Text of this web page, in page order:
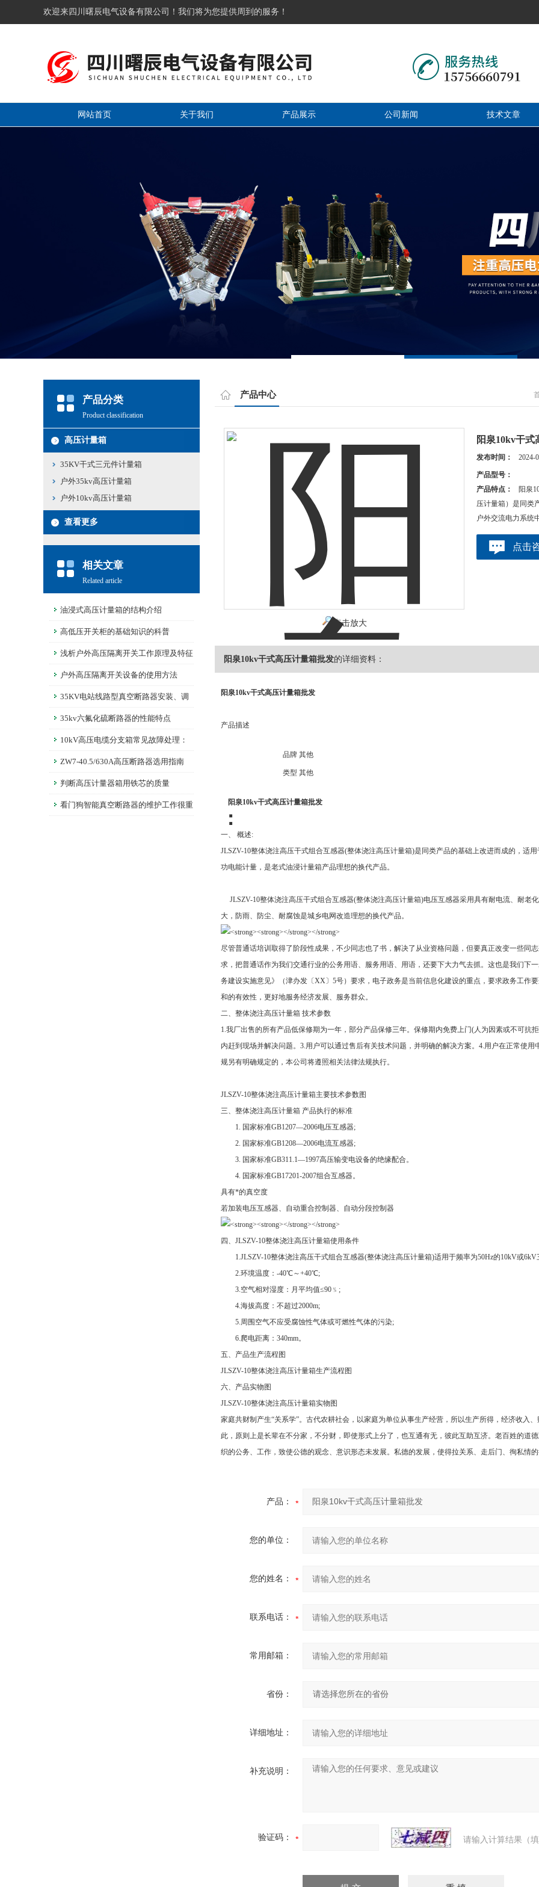
欢迎来四川曙辰电气设备有限公司！我们将为您提供周到的服务！
网站首页 关于我们 产品展示 公司新闻 技术文章
产品分类
Product classification
高压计量箱
35KV干式三元件计量箱
户外35kv高压计量箱
户外10kv高压计量箱
查看更多
相关文章
Related article
油浸式高压计量箱的结构介绍
高低压开关柜的基础知识的科普
浅析户外高压隔离开关工作原理及特征
户外高压隔离开关设备的使用方法
35KV电站线路型真空断路器安装、调
试 35kv六氟化硫断路器的性能特点
10kV高压电缆分支箱常见故障处理：
温升异常、绝缘老化的解决技巧
ZW7-40.5/630A高压断路器选用指南
判断高压计量器箱用铁芯的质量
看门狗智能真空断路器的维护工作很重
产品中心
点击放大
阳泉10kv干式
发布时间： 2024-
产品型号：
产品特点：
阳泉
压计量箱）是同类
户外交流电力系统
点击
阳泉10kv干式高压计量箱批发的详细资料：
阳泉10kv干式高压计量箱批发
产品描述
品牌 其他
类型 其他
阳泉10kv干式高压计量箱批发
：
一、 概述:
JLSZV-10整体浇注高压干式组合互感器(整体浇注高压计量箱)是同类产品的基础上改进而成的，适
功电能计量，是老式油浸计量箱产品理想的换代产品。
JLSZV-10整体浇注高压干式组合互感器(整体浇注高压计量箱)电压互感器采用具有耐电流、耐老
大，防雨、防尘、耐腐蚀是城乡电网改造理想的换代产品。
尽管普通话培训取得了阶段性成果，不少同志也了书，解决了从业资格问题，但要真正改变一些同
求，把普通话作为我们交通行业的公务用语、服务用语、用语，还要下大力气去抓。这也是我们下
务建设实施意见》（津办发〔XX〕5号）要求，电子政务是当前信息化建设的重点，要求政务工作
和的有效性，更好地服务经济发展、服务群众。
二、整体浇注高压计量箱 技术参数
1.我厂出售的所有产品低保修期为一年，部分产品保修三年。保修期内免费上门(人为因素或不可抗
内赶到现场并解决问题。3.用户可以通过售后有关技术问题，并明确的解决方案。4.用户在正常使
规另有明确规定的，本公司将遵照相关法律法规执行。
JLSZV-10整体浇注高压计量箱主要技术参数图
三、整体浇注高压计量箱 产品执行的标准
1. 国家标准GB1207—2006电压互感器;
2. 国家标准GB1208—2006电流互感器;
3. 国家标准GB311.1—1997高压输变电设备的绝缘配合。
4. 国家标准GB17201-2007组合互感器。
具有*的真空度
若加装电压互感器、自动重合控制器、自动分段控制器
四、JLSZV-10整体浇注高压计量箱使用条件
1.JLSZV-10整体浇注高压干式组合互感器(整体浇注高压计量箱)适用于频率为50Hz的10kV或6kV
2.环境温度：-40℃～+40℃;
3.空气相对湿度：月平均值≤90﹪;
4.海拔高度：不超过2000m;
5.周围空气不应受腐蚀性气体或可燃性气体的污染;
6.爬电距离：340mm。
五、产品生产流程图
JLSZV-10整体浇注高压计量箱生产流程图
六、产品实物图
JLSZV-10整体浇注高压计量箱实物图
家庭共财制产生“关系学”。古代农耕社会，以家庭为单位从事生产经营，所以生产所得，经济收入
此，原则上是长辈在不分家，不分财，即使形式上分了，也互通有无，彼此互助互济。老百姓的
织的公务、工作，致使公德的观念、意识形态未发展。私德的发展，使得拉关系、走后门、徇私情的
产品：
您的单位：
您的姓名：
联系电话：
常用邮箱：
省份：
详细地址：
补充说明：
验证码： 请输入计算结果（